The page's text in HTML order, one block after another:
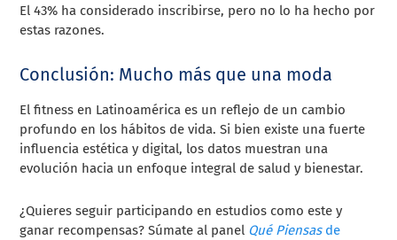
El 43% ha considerado inscribirse, pero no lo ha hecho por
estas razones.
Conclusión: Mucho más que una moda
El fitness en Latinoamérica es un reflejo de un cambio
profundo en los hábitos de vida. Si bien existe una fuerte
influencia estética y digital, los datos muestran una
evolución hacia un enfoque integral de salud y bienestar.
¿Quieres seguir participando en estudios como este y
ganar recompensas? Súmate al panel Qué Piensasde